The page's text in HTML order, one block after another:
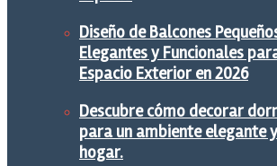
Diseño de Balcones
Elegantes y Funcionales
Espacio Exterior en 2026
Descubre cómo decorar
para un ambiente elegante
hogar.